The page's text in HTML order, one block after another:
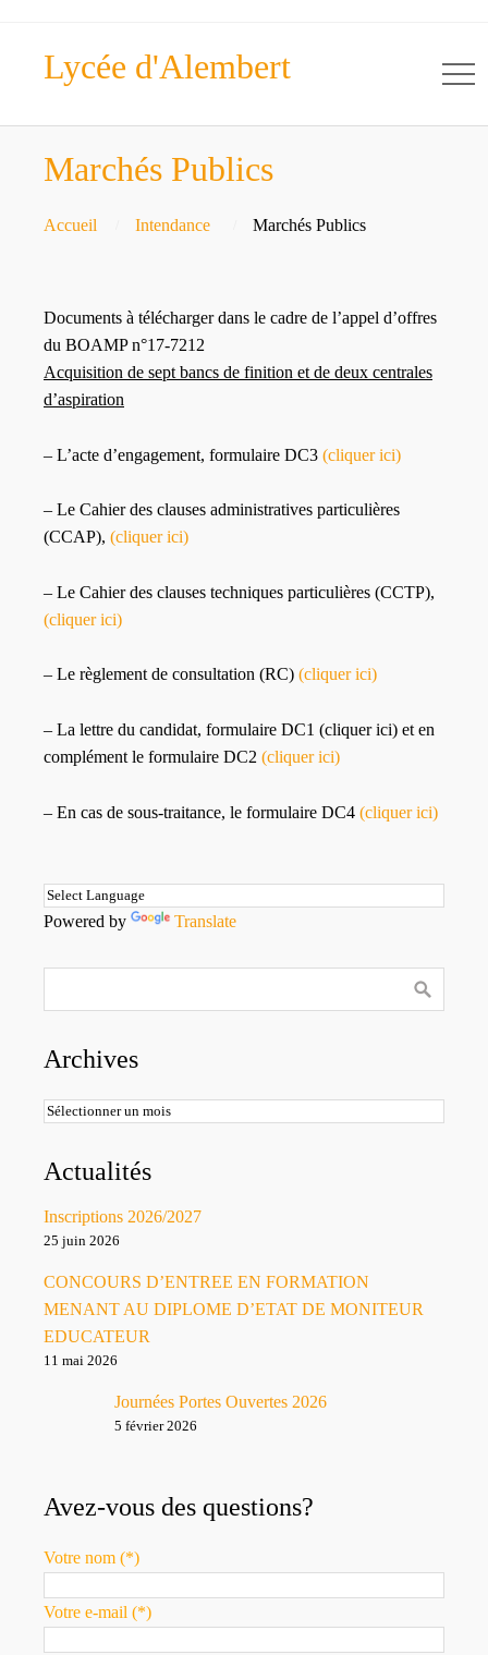
Lycée d'Alembert
Marchés Publics
Accueil Intendance Marchés Publics
Documents à télécharger dans le cadre de l’appel d’offres
du BOAMP n°17-7212
Acquisition de sept bancs de finition et de deux centrales
d’aspiration
– L’acte d’engagement, formulaire DC3 (cliquer ici)
– Le Cahier des clauses administratives particulières
(CCAP), (cliquer ici)
– Le Cahier des clauses techniques particulières (CCTP),
(cliquer ici)
– Le règlement de consultation (RC) (cliquer ici)
– La lettre du candidat, formulaire DC1 (cliquer ici) et en
complément le formulaire DC2 (cliquer ici)
– En cas de sous-traitance, le formulaire DC4 (cliquer ici)
Powered by Translate
Archives
Archives
Actualités
Inscriptions 2026/2027
25 juin 2026
CONCOURS D’ENTREE EN FORMATION
MENANT AU DIPLOME D’ETAT DE MONITEUR
EDUCATEUR
11 mai 2026
Journées Portes Ouvertes 2026
5 février 2026
Avez-vous des questions?
Votre nom (*)
Votre e-mail (*)